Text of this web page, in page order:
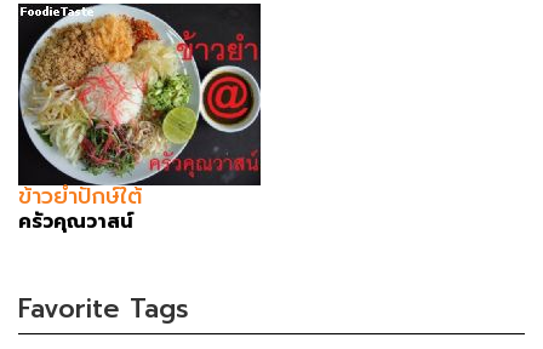
ข้าวยำปักษ์ใต้
ครัวคุณวาสน์
Favorite Tags